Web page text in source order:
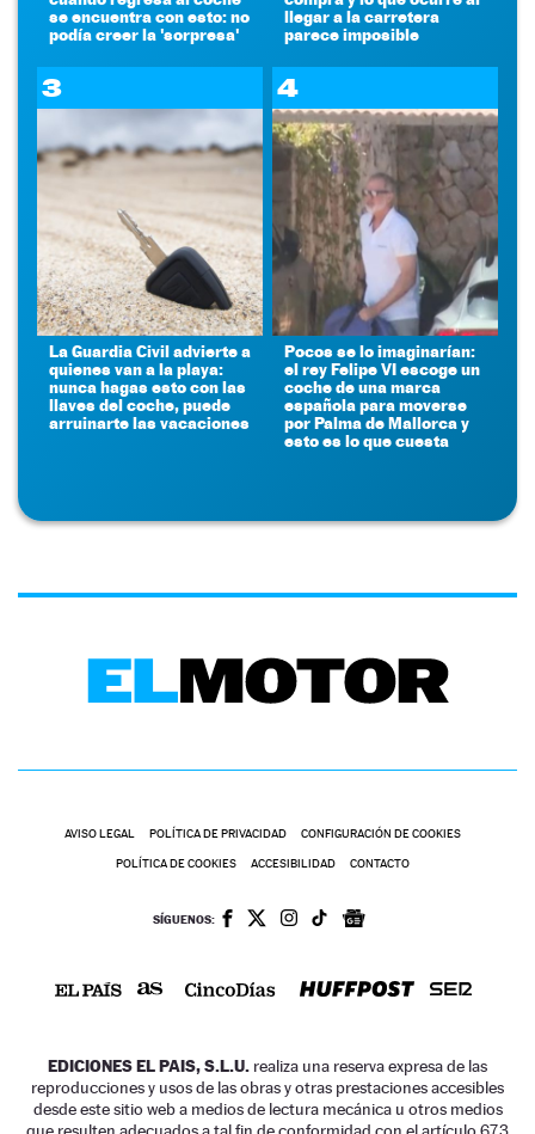
se encuentra con esto: no
podía creer la 'sorpresa'
llegar a la carretera
parece imposible
3
La Guardia Civil advierte a
quienes van a la playa:
nunca hagas esto con las
llaves del coche, puede
arruinarte las vacaciones
4
Pocos se lo imaginarían:
el rey Felipe VI escoge un
coche de una marca
española para moverse
por Palma de Mallorca y
esto es lo que cuesta
AVISO LEGAL POLÍTICA DE PRIVACIDAD CONFIGURACIÓN DE COOKIES
POLÍTICA DE COOKIES ACCESIBILIDAD CONTACTO
SÍGUENOS:
EDICIONES EL PAIS, S.L.U. realiza una reserva expresa de las
reproducciones y usos de las obras y otras prestaciones accesibles
desde este sitio web a medios de lectura mecánica u otros medios